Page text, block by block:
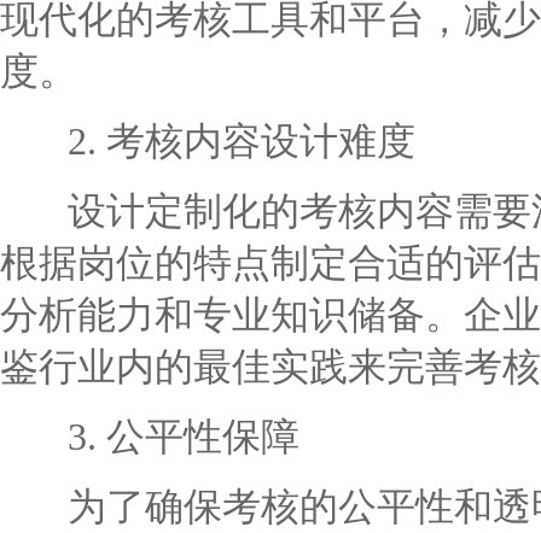
现代化的考核工具和平台，减
度。
2. 考核内容设计难度
设计定制化的考核内容需要
根据岗位的特点制定合适的评
分析能力和专业知识储备。企
鉴行业内的最佳实践来完善考
3. 公平性保障
为了确保考核的公平性和透